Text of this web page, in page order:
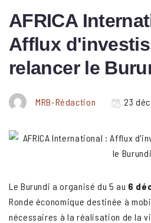
AFRICA
Afflux
relancer le
MRB-Rédaction 23
Le Burundi a organisé du 5 au 6
Ronde économique destinée à
nécessaires à la réalisation de la